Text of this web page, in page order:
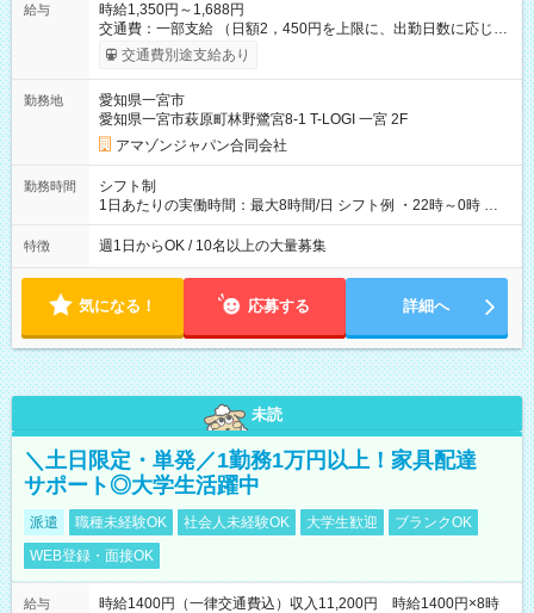
給与
時給1,350円～1,688円
交通費：一部支給 （日額2，450円を上限に、出勤日数に応じて
実費支給） ※22:00～翌5:00までは時給25%UP！ ■給与前払い
制度あり ※前払い額の上限あり、手数料無料（Amazon負担）
交通費別途支給あり
勤務地
愛知県一宮市
愛知県一宮市萩原町林野鷺宮8-1 T-LOGI 一宮 2F
アマゾンジャパン合同会社
勤務時間
シフト制
1日あたりの実働時間：最大8時間/日 シフト例 ・22時～0時 入
社後、就業可能シフトをご確認の上、申請してください。
特徴 週1日からOK / 10名以上の大量募集
気になる！ 応募する 詳細へ
未読
＼土日限定・単発／1勤務1万円以上！家具配達
サポート◎大学生活躍中
派遣 職種未経験OK 社会人未経験OK 大学生歓迎
ブランクOK
WEB登録・面接OK
給与
時給1400円（一律交通費込）収入11,200円 時給1400円×8時